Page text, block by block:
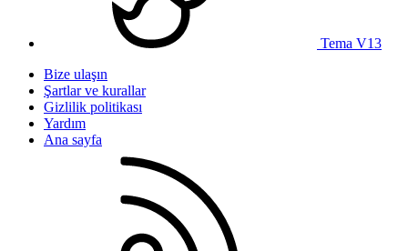
Tema V13
Bize ulaşın
Şartlar ve kurallar
Gizlilik politikası
Yardım
Ana sayfa